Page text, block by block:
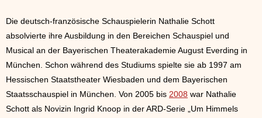
Die deutsch-französische Schauspielerin Nathalie Schott
absolvierte ihre Ausbildung in den Bereichen Schauspiel und
Musical an der Bayerischen Theaterakademie August Everding in
München. Schon während des Studiums spielte sie ab 1997 am
Hessischen Staatstheater Wiesbaden und dem Bayerischen
Staatsschauspiel in München. Von 2005 bis 2008 war Nathalie
Schott als Novizin Ingrid Knoop in der ARD-Serie „Um Himmels